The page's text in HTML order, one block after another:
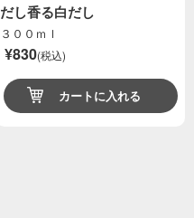
だし香る白だし
３００ｍｌ
¥830(税込)
カートに入れる